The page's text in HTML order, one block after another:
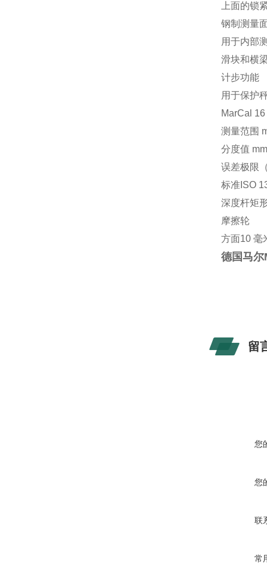
上面的锁
钢制测量
用于内部
滑块和横
计步功能
用于保护
MarCal
测量范围
分度值
误差极限
标准 ISO
深度杆矩
摩擦轮
方面10 毫
德国马
留
您
您
联
常